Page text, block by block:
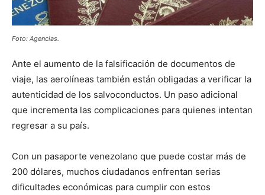
Foto: Agencias.
Ante el aumento de la falsificación de documentos de
viaje, las aerolíneas también están obligadas a verificar la
autenticidad de los salvoconductos. Un paso adicional
que incrementa las complicaciones para quienes intentan
regresar a su país.
Con un pasaporte venezolano que puede costar más de
200 dólares, muchos ciudadanos enfrentan serias
dificultades económicas para cumplir con estos